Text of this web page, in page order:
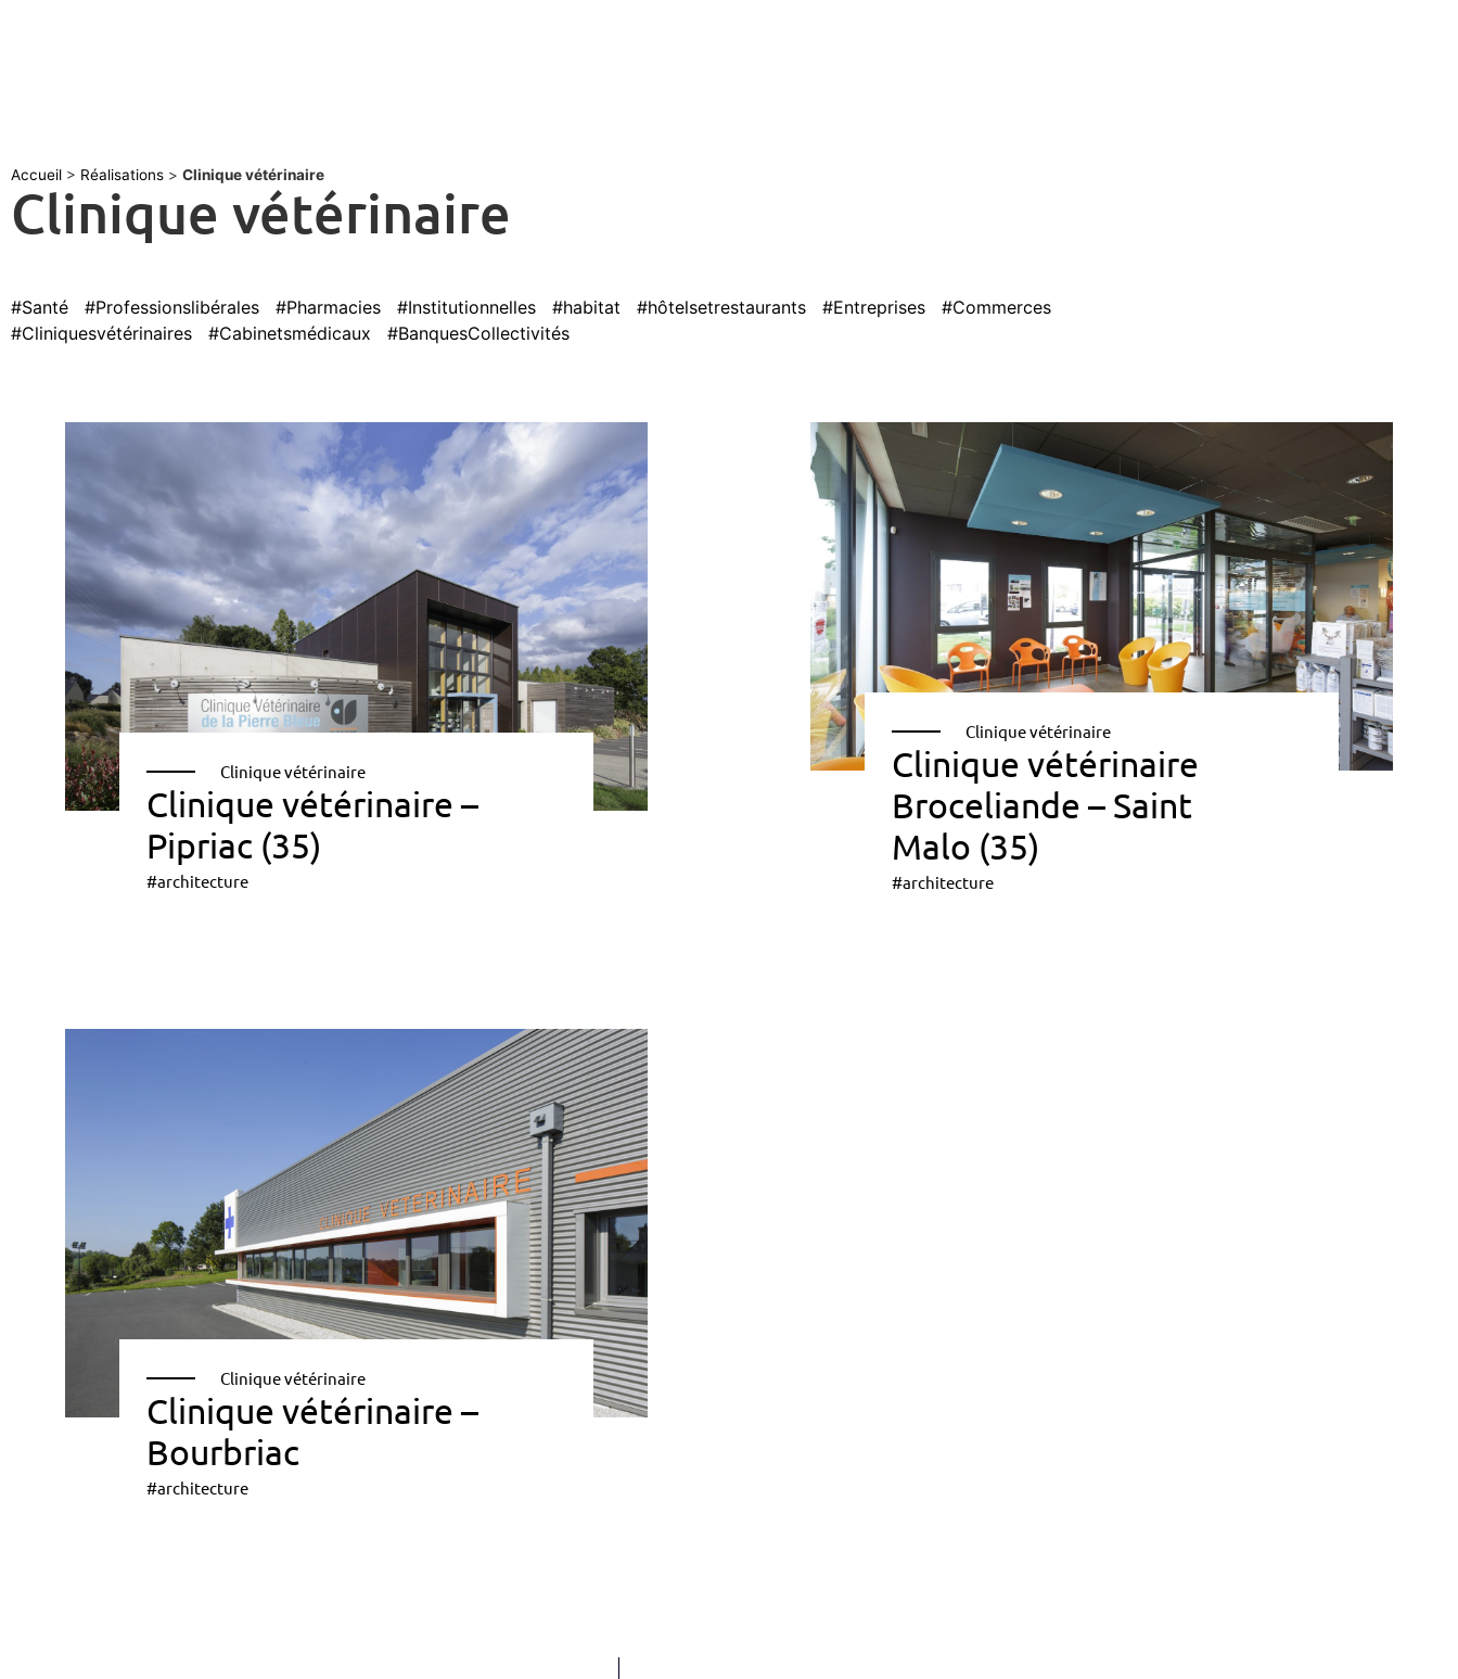
Accueil > Réalisations > Clinique vétérinaire
Clinique vétérinaire
#Santé #Professionslibérales #Pharmacies #Institutionnelles #habitat #hôtelsetrestaurants #Entreprises
#Commerces
#Cliniquesvétérinaires
#Cabinetsmédicaux #BanquesCollectivités
Clinique vétérinaire
#architecture
Clinique vétérinaire –
Pipriac (35)
Clinique vétérinaire
#architecture
Clinique vétérinaire
Broceliande – Saint
Malo (35)
Clinique vétérinaire
#architecture
Clinique vétérinaire –
Bourbriac